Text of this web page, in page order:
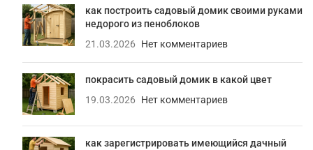
как построить садовый домик своими руками
недорого из пеноблоков
21.03.2026
Нет комментариев
покрасить садовый домик в какой цвет
19.03.2026
Нет комментариев
как зарегистрировать имеющийся дачный